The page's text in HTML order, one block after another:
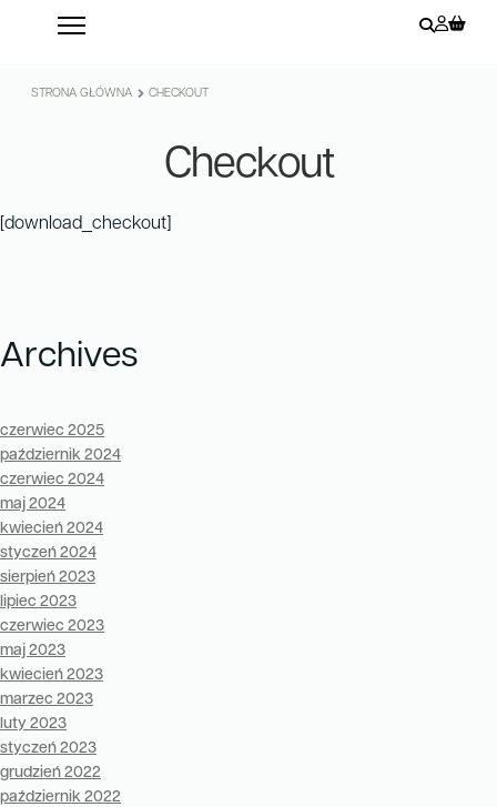
STRONA GŁÓWNA CHECKOUT
Checkout
[download_checkout]
Archives
czerwiec 2025
październik 2024
czerwiec 2024
maj 2024
kwiecień 2024
styczeń 2024
sierpień 2023
lipiec 2023
czerwiec 2023
maj 2023
kwiecień 2023
marzec 2023
luty 2023
styczeń 2023
grudzień 2022
październik 2022